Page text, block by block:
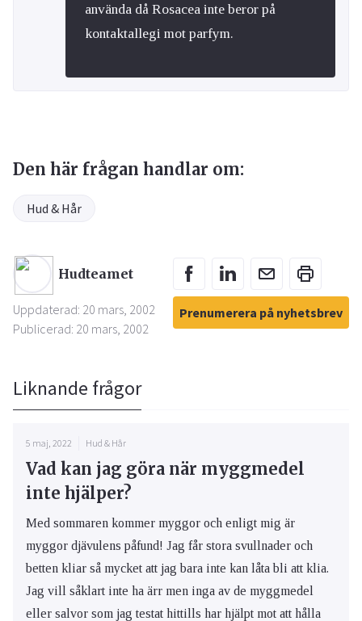
använda då Rosacea inte beror på
kontaktallegi mot parfym.
Den här frågan handlar om:
Hud & Hår
Hudteamet
Uppdaterad: 20 mars, 2002
Publicerad: 20 mars, 2002
Prenumerera på nyhetsbrev
Liknande frågor
5 maj, 2022 Hud & Hår
Vad kan jag göra när myggmedel
inte hjälper?
Med sommaren kommer myggor och enligt mig är
myggor djävulens påfund! Jag får stora svullnader och
betten kliar så mycket att jag bara inte kan låta bli att klia.
Jag vill såklart inte ha ärr men inga av de myggmedel
eller salvor som jag testat hittills har hjälpt mot att hålla